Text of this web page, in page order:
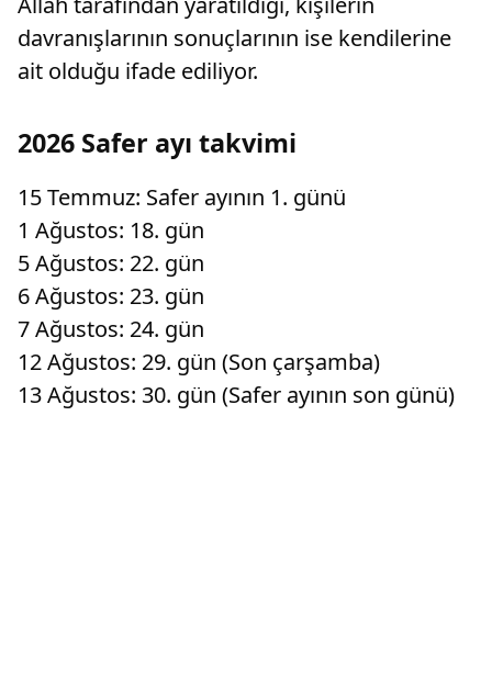
davranışlarının sonuçlarının ise kendilerine
ait olduğu ifade ediliyor.
2026 Safer ayı takvimi
15 Temmuz: Safer ayının 1. günü
1 Ağustos: 18. gün
5 Ağustos: 22. gün
6 Ağustos: 23. gün
7 Ağustos: 24. gün
12 Ağustos: 29. gün (Son çarşamba)
13 Ağustos: 30. gün (Safer ayının son günü)